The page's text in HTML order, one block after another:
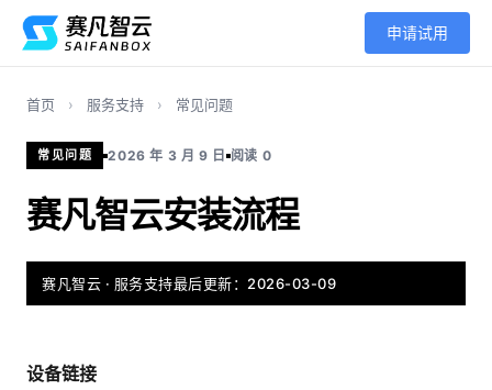
申请试用
首页 › 服务支持 › 常见问题
常见问题 2026 年 3 月 9 日 阅读 0
赛凡智云安装流程
赛凡智云 · 服务支持最后更新：2026-03-09
设备链接